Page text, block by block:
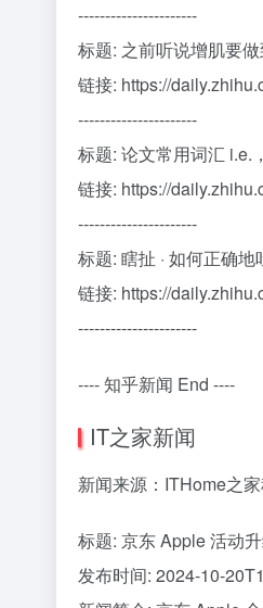
----------------------
标题: 之前听说增肌要
链接: https://
----------------------
标题: 论文常用词汇 i.e.
链接: https://
----------------------
标题: 瞎扯 · 如何正确地
链接: https://
----------------------
---- 知乎新闻 End ----
IT之家新闻
新闻来源：ITHome之
标题: 京东 Apple 活动
发布时间: 2024-10-